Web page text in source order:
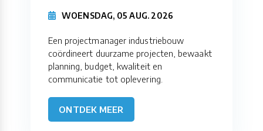
WOENSDAG, 05 AUG. 2026
Een projectmanager industriebouw
coördineert duurzame projecten, bewaakt
planning, budget, kwaliteit en
communicatie tot oplevering.
ONTDEK MEER